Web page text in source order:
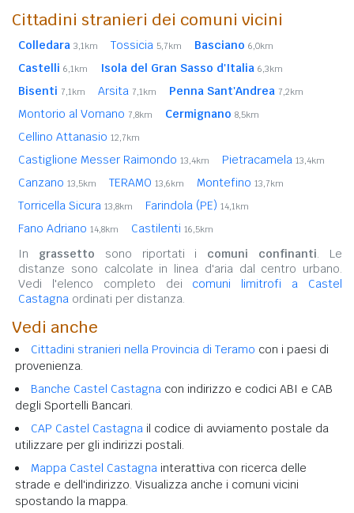
Cittadini stranieri dei comuni vicini
Colledara 3,1km Tossicia 5,7km Basciano 6,0km
Castelli 6,1km Isola del Gran Sasso d'Italia 6,3km
Bisenti 7,1km Arsita 7,1km Penna Sant'Andrea 7,2km
Montorio al Vomano 7,8km Cermignano 8,5km
Cellino Attanasio 12,7km
Castiglione Messer Raimondo 13,4km Pietracamela 13,4km
Canzano 13,5km TERAMO 13,6km Montefino 13,7km
Torricella Sicura 13,8km Farindola (PE) 14,1km
Fano Adriano 14,8km Castilenti 16,5km
In grassetto sono riportati i comuni confinanti. Le
distanze sono calcolate in linea d'aria dal centro urbano.
Vedi l'elenco completo dei comuni limitrofi a Castel
Castagna ordinati per distanza.
Vedi anche
Cittadini stranieri nella Provincia di Teramo con i paesi di
provenienza.
Banche Castel Castagna con indirizzo e codici ABI e CAB
degli Sportelli Bancari.
CAP Castel Castagna il codice di avviamento postale da
utilizzare per gli indirizzi postali.
Mappa Castel Castagna interattiva con ricerca delle
strade e dell'indirizzo. Visualizza anche i comuni vicini
spostando la mappa.